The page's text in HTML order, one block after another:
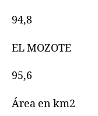
94,8
EL MOZOTE
95,6
Área en km2